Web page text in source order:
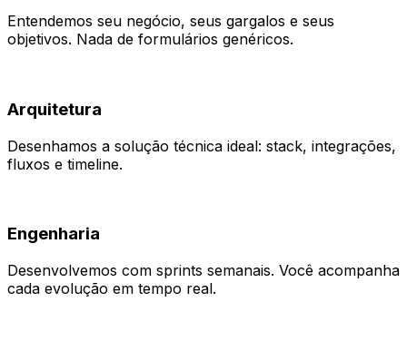
Entendemos seu negócio, seus gargalos e seus
objetivos. Nada de formulários genéricos.
Arquitetura
Desenhamos a solução técnica ideal: stack, integrações,
fluxos e timeline.
Engenharia
Desenvolvemos com sprints semanais. Você acompanha
cada evolução em tempo real.